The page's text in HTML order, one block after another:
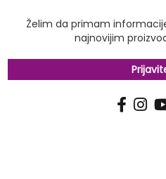
Želim da primam
najnovijim